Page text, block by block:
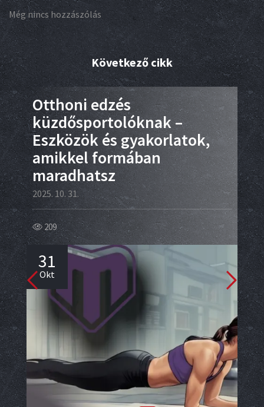
Még nincs hozzászólás
Következő cikk
Otthoni edzés
küzdősportolóknak –
Eszközök és gyakorlatok,
amikkel formában
maradhatsz
2025. 10. 31.
209
31
Okt